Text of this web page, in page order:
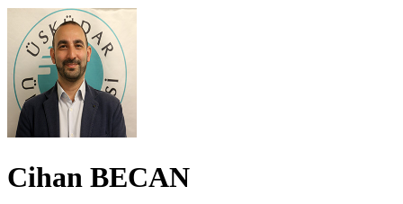
Cihan BECAN